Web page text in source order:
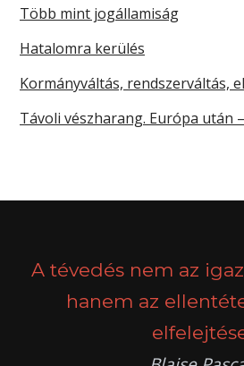
Több mint jogállamiság
Hatalomra kerülés
Kormányváltás, rendszerváltás,
Távoli vészharang. Európa után
A tévedés nem az
hanem az